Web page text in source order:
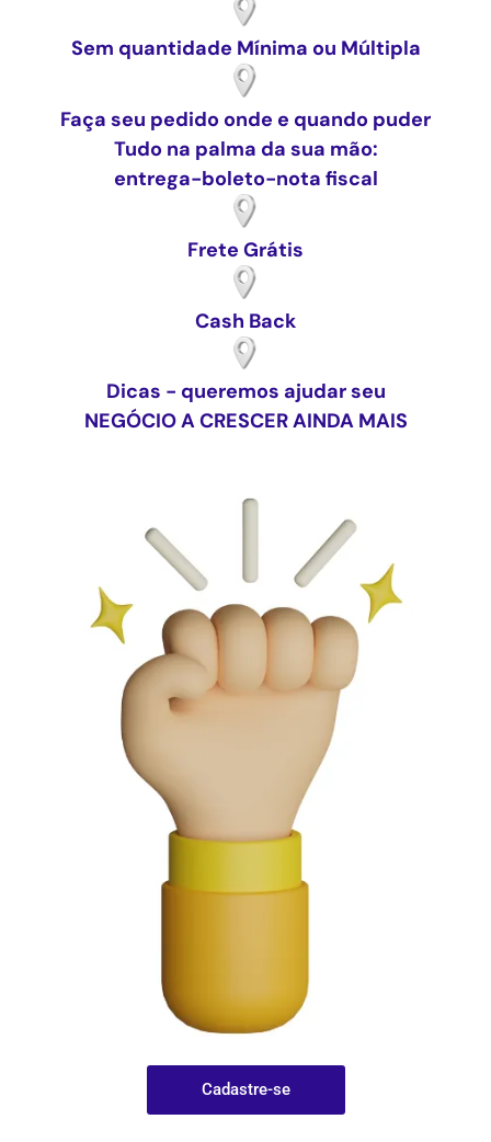
Sem quantidade Mínima ou Múltipla
Faça seu pedido onde e quando puder
Tudo na palma da sua mão:
entrega-boleto-nota fiscal
Frete Grátis
Cash Back
Dicas - queremos ajudar seu
NEGÓCIO A CRESCER AINDA MAIS
Cadastre-se